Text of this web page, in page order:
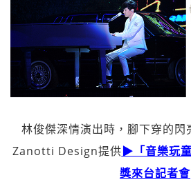
林俊傑深情演出時，腳下穿的
Zanotti Design提供▶「音樂玩
獎來台記者會